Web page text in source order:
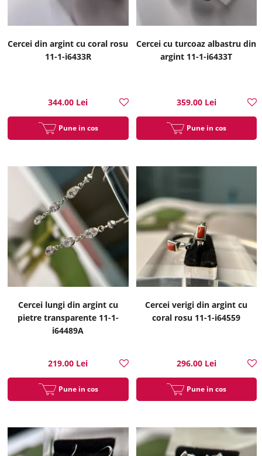
Cercei din argint cu coral rosu
11-1-i6433R
344.00 Lei
Pune in cos
Cercei cu turcoaz albastru din
argint 11-1-i6433T
359.00 Lei
Pune in cos
Cercei lungi din argint cu
pietre transparente 11-1-
i64489A
219.00 Lei
Pune in cos
Cercei verigi din argint cu
coral rosu 11-1-i64559
296.00 Lei
Pune in cos